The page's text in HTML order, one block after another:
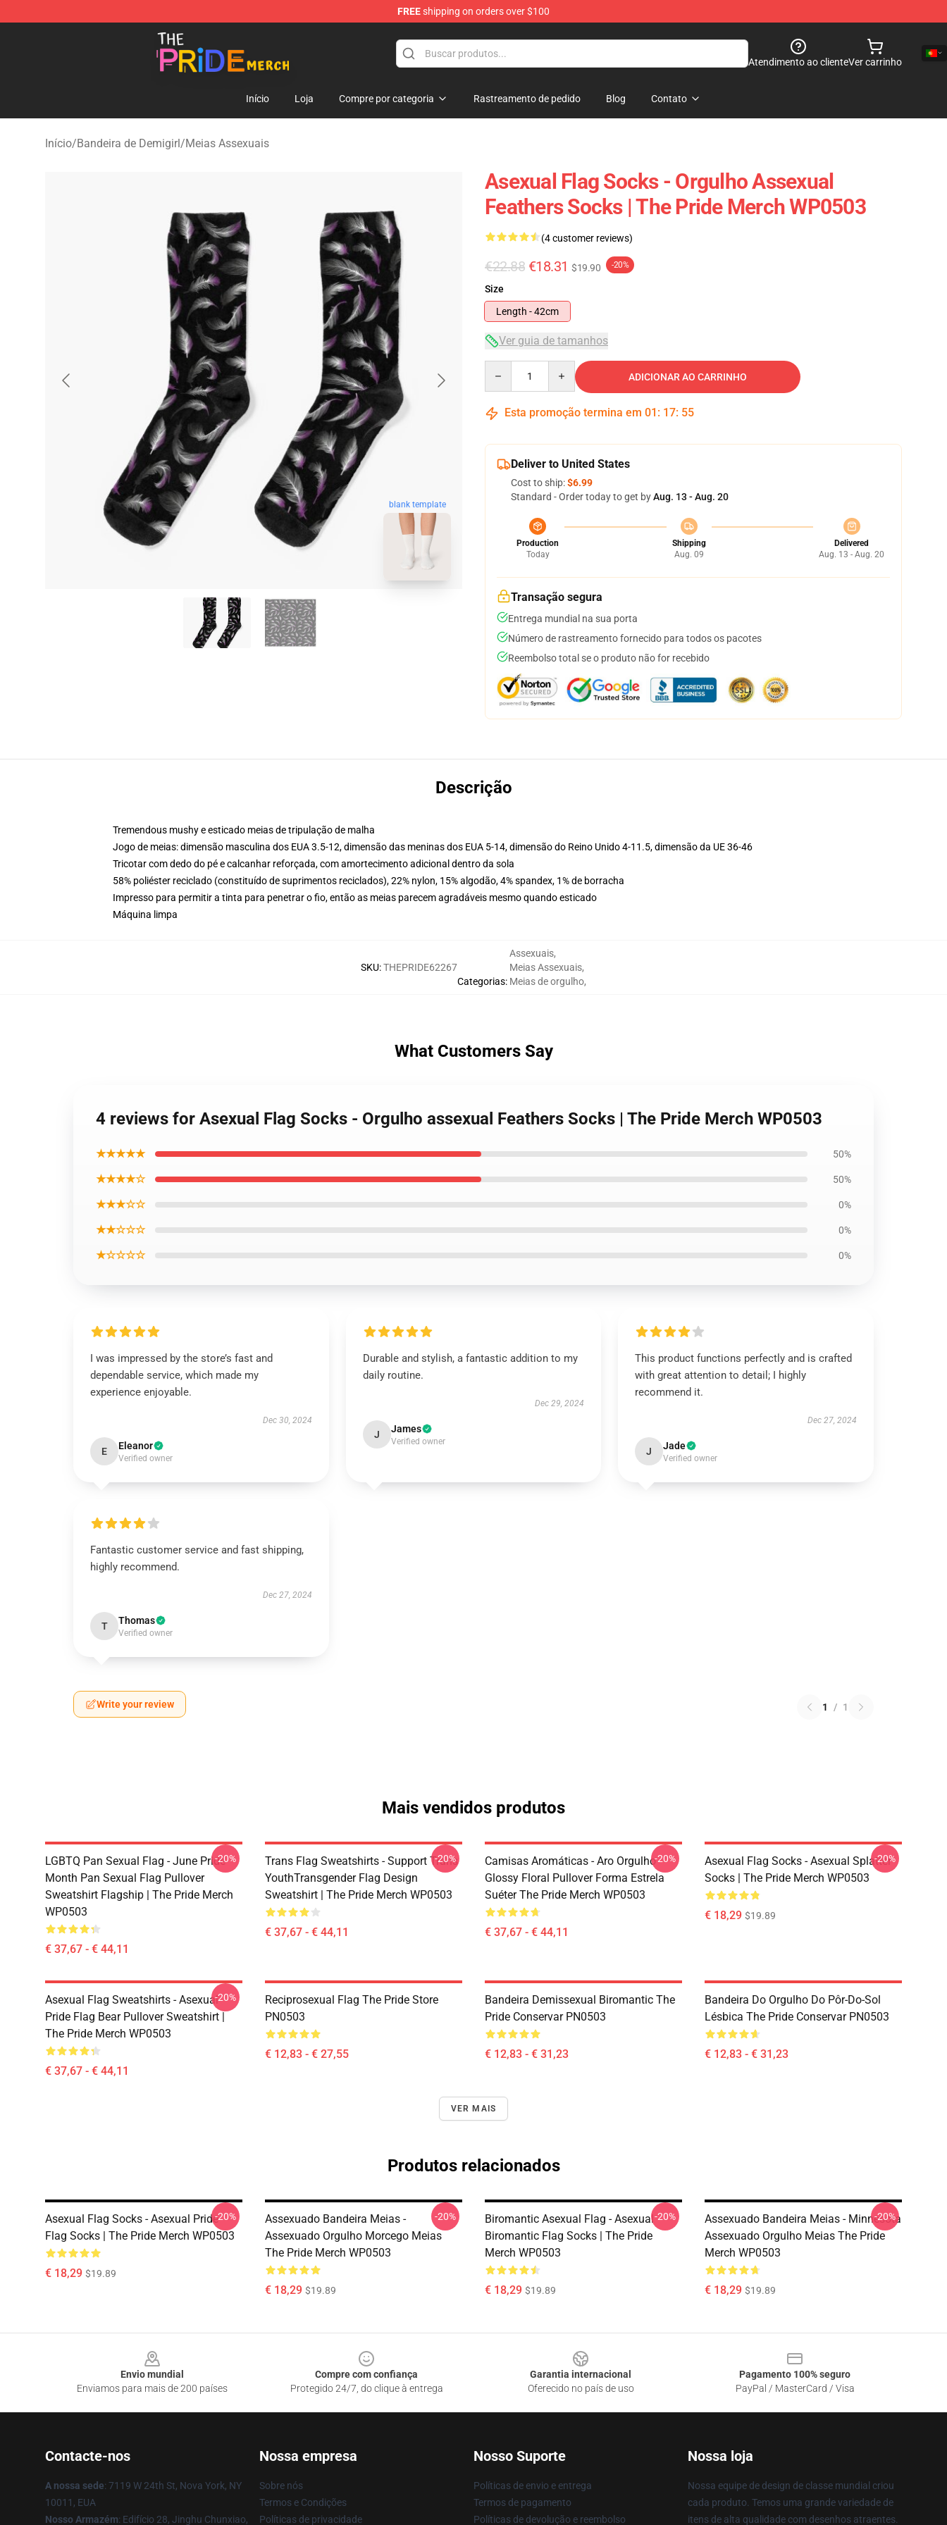
FREEshipping on orders over $100
The Pride Shop - Official The Pride Merchandise Store
Atendimento ao clienteVer carrinho
Início Loja Compre por categoria Rastreamento de pedido Blog Contato
Início/Bandeira de Demigirl/Meias Assexuais
blank template
Asexual Flag Socks - Orgulho Assexual
Feathers Socks | The Pride Merch WP0503
(4 customer reviews)
€22.88 €18.31 $19.90 -20%
Size
Length - 42cm
Ver guia de tamanhos
ADICIONAR AO CARRINHO
Esta promoção termina em 01 : 17: 54
Deliver to United States
Cost to ship:$6.99
Standard - Order today to get byAug. 13 - Aug. 20
Production
Today
Shipping
Aug. 09
Delivered
Aug. 13 - Aug. 20
Transação segura
Entrega mundial na sua porta
Número de rastreamento fornecido para todos os pacotes
Reembolso total se o produto não for recebido
Descrição
Tremendous mushy e esticado meias de tripulação de malha
Jogo de meias: dimensão masculina dos EUA 3.5-12, dimensão das meninas dos EUA 5-14, dimensão do Reino Unido 4-11.5, dimensão da UE 36-46
Tricotar com dedo do pé e calcanhar reforçada, com amortecimento adicional dentro da sola
58% poliéster reciclado (constituído de suprimentos reciclados), 22% nylon, 15% algodão, 4% spandex, 1% de borracha
Impresso para permitir a tinta para penetrar o fio, então as meias parecem agradáveis mesmo quando esticado
Máquina limpa
SKU:THEPRIDE62267
Categorias:
Assexuais,
Meias Assexuais,
Meias de orgulho,
What Customers Say
4 reviews for Asexual Flag Socks - Orgulho assexual Feathers Socks | The Pride Merch WP0503
★★★★★ 50%
★★★★☆ 50%
★★★☆☆ 0%
★★☆☆☆ 0%
★☆☆☆☆ 0%
I was impressed by the store’s fast and
dependable service, which made my
experience enjoyable.
Dec 30, 2024
E Eleanor
Verified owner
Durable and stylish, a fantastic addition to my
daily routine.
Dec 29, 2024
J James
Verified owner
This product functions perfectly and is crafted
with great attention to detail; I highly
recommend it.
Dec 27, 2024
J Jade
Verified owner
Fantastic customer service and fast shipping,
highly recommend.
Dec 27, 2024
T Thomas
Verified owner
Write your review 1 / 1
Mais vendidos produtos
LGBTQ Pan Sexual Flag - June Pride
Month Pan Sexual Flag Pullover
Sweatshirt Flagship | The Pride Merch
WP0503
€ 37,67 - € 44,11
-20%
Trans Flag Sweatshirts - Support Trans
YouthTransgender Flag Design
Sweatshirt | The Pride Merch WP0503
€ 37,67 - € 44,11
-20%
Camisas Aromáticas - Aro Orgulho
Glossy Floral Pullover Forma Estrela
Suéter The Pride Merch WP0503
€ 37,67 - € 44,11
-20%
Asexual Flag Socks - Asexual Splatter
Socks | The Pride Merch WP0503
€ 18,29 $19.89
-20%
Asexual Flag Sweatshirts - Asexual
Pride Flag Bear Pullover Sweatshirt |
The Pride Merch WP0503
€ 37,67 - € 44,11
-20%
Reciprosexual Flag The Pride Store
PN0503
€ 12,83 - € 27,55
Bandeira Demissexual Biromantic The
Pride Conservar PN0503
€ 12,83 - € 31,23
Bandeira Do Orgulho Do Pôr-Do-Sol
Lésbica The Pride Conservar PN0503
€ 12,83 - € 31,23
VER MAIS
Produtos relacionados
Asexual Flag Socks - Asexual Pride
Flag Socks | The Pride Merch WP0503
€ 18,29 $19.89
-20%
Assexuado Bandeira Meias -
Assexuado Orgulho Morcego Meias
The Pride Merch WP0503
€ 18,29 $19.89
-20%
Biromantic Asexual Flag - Asexual
Biromantic Flag Socks | The Pride
Merch WP0503
€ 18,29 $19.89
-20%
Assexuado Bandeira Meias - Minnesota
Assexuado Orgulho Meias The Pride
Merch WP0503
€ 18,29 $19.89
-20%
Envio mundial
Enviamos para mais de 200 países
Compre com confiança
Protegido 24/7, do clique à entrega
Garantia internacional
Oferecido no país de uso
Pagamento 100% seguro
PayPal / MasterCard / Visa
Contacte-nos
A nossa sede: 7119 W 24th St, Nova York, NY
10011, EUA
Nosso Armazém: Edifício 28, Jinghu Chunxiao,
Nossa empresa
Sobre nós
Termos e Condições
Políticas de privacidade
Nosso Suporte
Políticas de envio e entrega
Termos de pagamento
Políticas de devolução e reembolso
Nossa loja
Nossa equipe de design de classe mundial criou
cada produto. Temos uma grande variedade de
itens de alta qualidade com desenhos atraentes.